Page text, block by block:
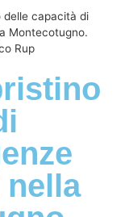
delle capacità di
Montecotugno.
Rup